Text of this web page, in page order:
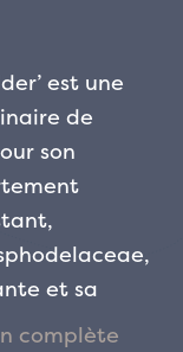
est une
de
son
et sa
créer des